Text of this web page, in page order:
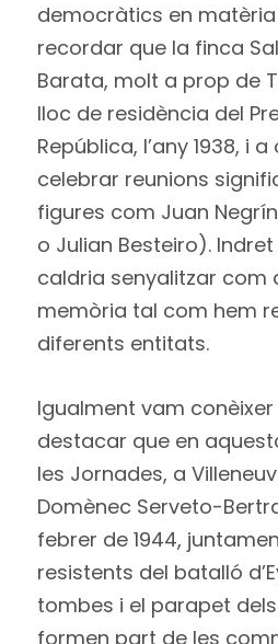
democràtics en
recordar que la finca
Barata, molt a prop de
lloc de residència del
República, l’any 1938, i
celebrar reunions
figures com Juan
o Julian Besteiro).
caldria senyalitzar com
memòria tal com hem
diferents entitats.
Igualment vam
destacar que en
les Jornades, a
Domènec Serveto-
febrer de 1944,
resistents del batalló
tombes i el parapet
formen part de les